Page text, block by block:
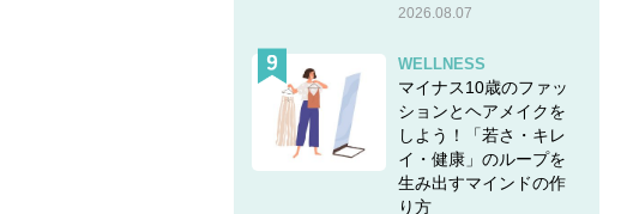
2026.08.07
WELLNESS
マイナス10歳のファッ
ションとヘアメイクを
しよう！「若さ・キレ
イ・健康」のループを
生み出すマインドの作
り方